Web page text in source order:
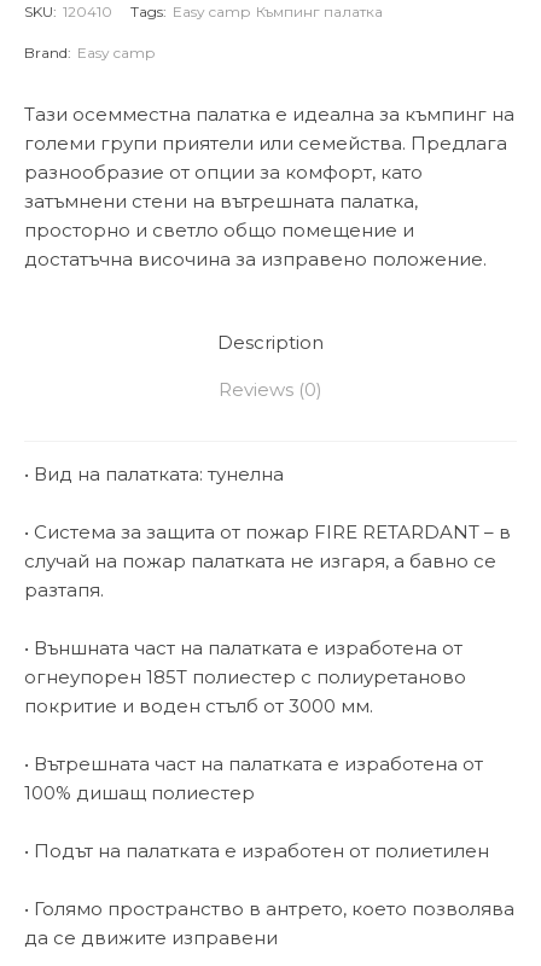
Тази осемместна палатка е идеална за къмпинг на
големи групи приятели или семейства. Предлага
разнообразие от опции за комфорт, като
затъмнени стени на вътрешната палатка,
просторно и светло общо помещение и
достатъчна височина за изправено положение.
SKU: 120410 Tags: Easy camp Къмпинг палатка
Brand: Easy camp
Description
Reviews (0)
• Вид на палатката: тунелна
• Система за защита от пожар FIRE RETARDANT – в
случай на пожар палатката не изгаря, а бавно се
разтапя.
• Външната част на палатката е изработена от
огнеупорен 185T полиестер с полиуретаново
покритие и воден стълб от 3000 мм.
• Вътрешната част на палатката е изработена от
100% дишащ полиестер
• Подът на палатката е изработен от полиетилен
• Голямо пространство в антрето, което позволява
да се движите изправени